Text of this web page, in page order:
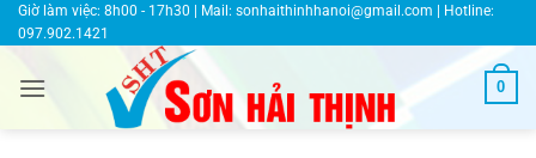
Bỏ
qua
dung
Giờ làm việc: 8h00 - 17h30 | Mail: sonhaithinhhanoi@gmail.com | Hotline:
097.902.1421
0